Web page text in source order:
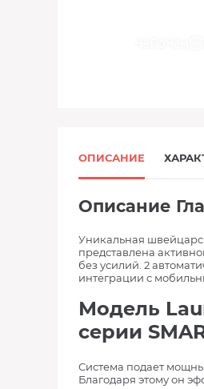
ОПИСАНИЕ
Описание
Уникальная
представлена
без усилий. 2
интеграции с
Модель
серии
Система подает
Благодаря этому он